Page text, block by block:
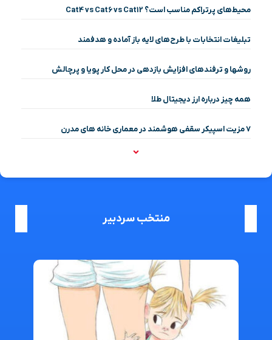
محیط‌های پرتراکم مناسب است؟ Cat4 vs Cat6 vs Cat12
تبلیغات انتخابات با طرح‌های لایه باز آماده و هدفمند
روشها و ترفندهای افزایش بازدهی در محل کار پویا و پرچالش
همه چیز درباره ارز دیجیتال طلا
۷ مزیت اسپیکر سقفی هوشمند در معماری خانه‌ های مدرن
منتخب سردبیر